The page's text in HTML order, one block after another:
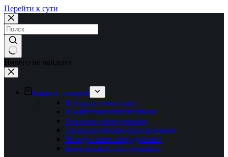
Перейти к сути
Ничего не найдено
Каталог товаров
Посуда и инвентарь
Профессиональная химия
Тепловое оборудование
Технологическое оборудование
Холодильное оборудование
Нейтральное оборудование